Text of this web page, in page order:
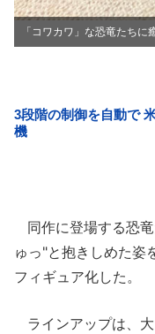
「コワカワ」な恐竜たちに
同作に登場する恐
ゅっ"と抱きしめた姿
フィギュア化した。
ラインアップは、